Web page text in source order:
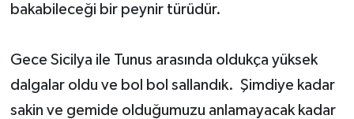
bakabileceği bir peynir türüdür.
Gece Sicilya ile Tunus arasında oldukça yüksek
dalgalar oldu ve bol bol sallandık. Şimdiye kadar
sakin ve gemide olduğumuzu anlamayacak kadar